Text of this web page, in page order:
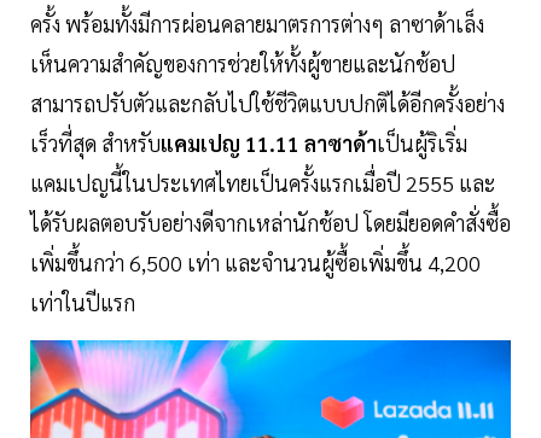
ครั้ง พร้อมทั้งมีการผ่อนคลายมาตรการต่างๆ ลาซาด้าเล็ง
เห็นความสำคัญของการช่วยให้ทั้งผู้ขายและนักช้อป
สามารถปรับตัวและกลับไปใช้ชีวิตแบบปกติได้อีกครั้งอย่าง
เร็วที่สุด สำหรับแคมเปญ 11.11 ลาซาด้าเป็นผู้ริเริ่ม
แคมเปญนี้ในประเทศไทยเป็นครั้งแรกเมื่อปี 2555 และ
ได้รับผลตอบรับอย่างดีจากเหล่านักช้อป โดยมียอดคำสั่งซื้อ
เพิ่มขึ้นกว่า 6,500 เท่า และจำนวนผู้ซื้อเพิ่มขึ้น 4,200
เท่าในปีแรก